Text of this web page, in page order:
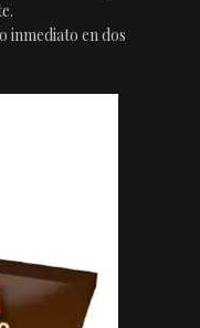
inmediato en dos